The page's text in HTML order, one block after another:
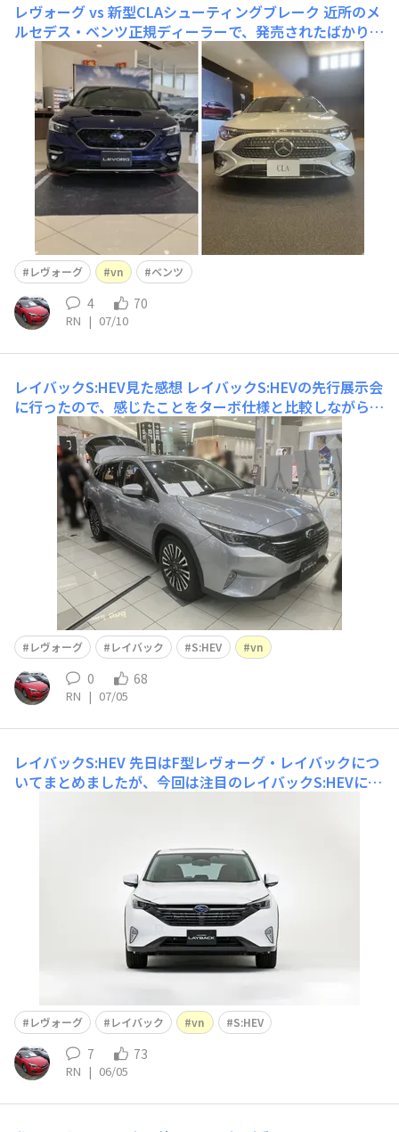
レヴォーグ vs 新型CLAシューティングブレーク 近所のメ
ルセデス・ベンツ正規ディーラーで、発売されたばかりの
新型CLA シューティングブレークを見てきました。CLA
シューティングブレークはもともとワゴンとしては比較的
コンパクトなモデルでしたが、今回のフルモデルチェンジ
でボディサイズが拡大され、レヴォーグに近いサイズへと
進化しています。価格帯こそ
レヴォーグ vn ベンツ
4 70
RN | 07/10
レイバックS:HEV見た感想 レイバックS:HEVの先行展示会
に行ったので、感じたことをターボ仕様と比較しながら書
いていこうと思います。ターボモデルのような滑らかで上
品なフロントフェイスはそのままに、S:HEVでは全体的に
ややシャープな造形となり、より引き締まった表情になっ
ています。また、従来は滑らかなフロントフェイスに対し
レヴォーグ レイバック S:HEV vn
0 68
RN | 07/05
レイバックS:HEV 先日はF型レヴォーグ・レイバックにつ
いてまとめましたが、今回は注目のレイバックS:HEVにつ
す。何か見覚えのあるような...しかし、ヘッドラ
レヴォーグ レイバック vn S:HEV
7 73
RN | 06/05